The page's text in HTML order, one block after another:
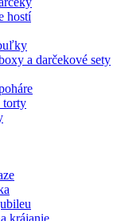
hostí
a darčekové sety
torty
krájanie